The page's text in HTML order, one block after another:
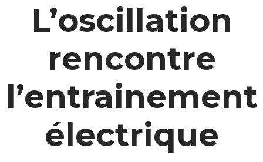
L’oscillation
rencontre
l’entrainement
électrique